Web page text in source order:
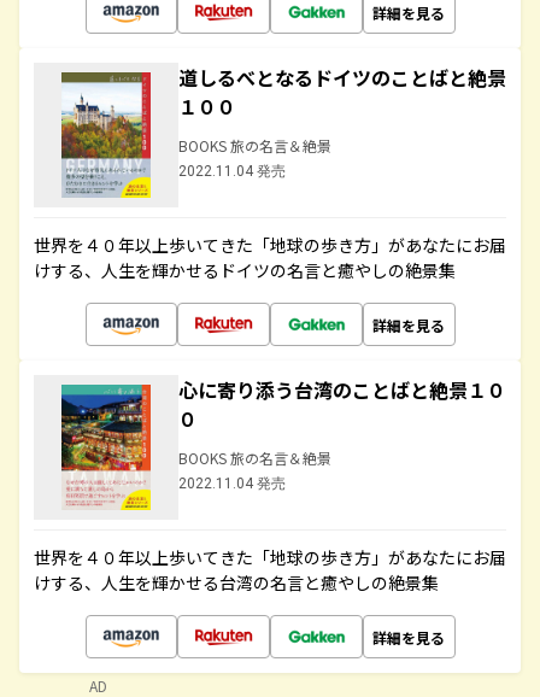
詳細を見る
道しるべとなるドイツのことばと絶景
１００
BOOKS 旅の名言＆絶景
2022.11.04 発売
世界を４０年以上歩いてきた「地球の歩き方」があなたにお届
けする、人生を輝かせるドイツの名言と癒やしの絶景集
詳細を見る
心に寄り添う台湾のことばと絶景１０
０
BOOKS 旅の名言＆絶景
2022.11.04 発売
世界を４０年以上歩いてきた「地球の歩き方」があなたにお届
けする、人生を輝かせる台湾の名言と癒やしの絶景集
詳細を見る
AD